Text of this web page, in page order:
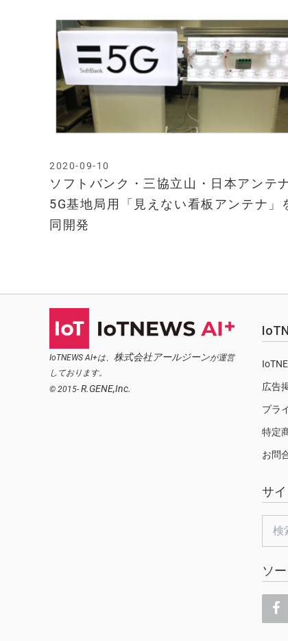
ソフトバンク・三協立山・日本アンテナ
5G基地局用「見えない看板アンテナ」
同開発
2020-09-10
IoTNEWS AI+は、 株式会社アールジーンが運営
しております。
© 2015- R.GENE,Inc. 広告
プラ
特定
お問
サ
ソ